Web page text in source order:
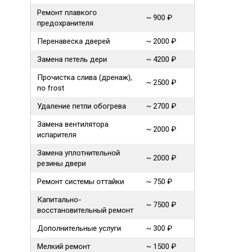
Ремонт плавкого
предохранителя
~ 900 ₽
Перенавеска дверей
~ 2000 ₽
Замена петель дери
~ 4200 ₽
Прочистка слива (дренаж),
no frost
~ 2500 ₽
Удаление петли обогрева
~ 2700 ₽
Замена вентилятора
испарителя
~ 2000 ₽
Замена уплотнительной
резины двери
~ 2000 ₽
Ремонт системы оттайки
~ 750 ₽
Капитально-
восстановительный ремонт
~ 7500 ₽
Дополнительные услуги
~ 300 ₽
Мелкий ремонт
~ 1500 ₽